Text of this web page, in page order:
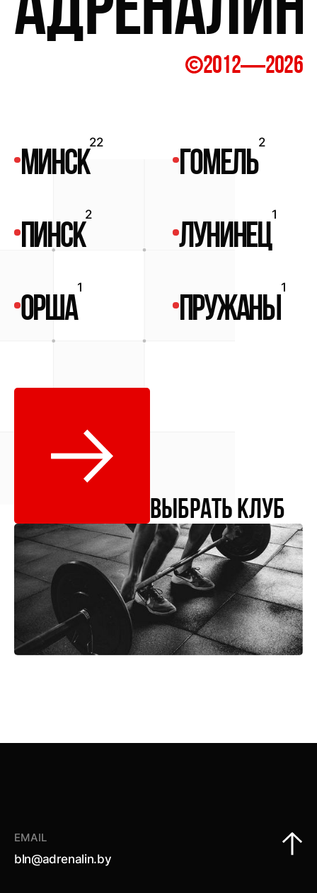
2012—2026
22
МИНСК
2
ГОМЕЛЬ
2
ПИНСК
1
ЛУНИНЕЦ
1
ОРША
1
ПРУЖАНЫ
выбрать клуб
EMAIL
bln@adrenalin.by